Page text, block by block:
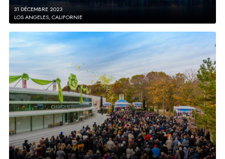
31 DÉCEMBRE 2023
LOS ANGELES, CALIFORNIE